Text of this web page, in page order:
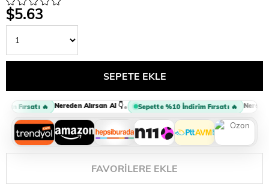
$5.63
Fırsatı 🔥 Nereden Alırsan Al 👇 • Sepette %10 İndirim Fırsatı 🔥 Nereden
FAVORILERE EKLE